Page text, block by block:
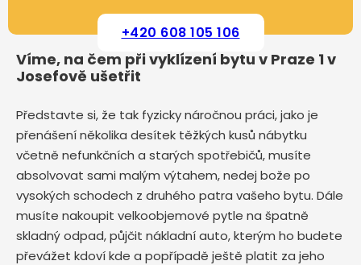
+420 608 105 106
Víme, na čem při vyklízení bytu v Praze 1 v
Josefově ušetřit
Představte si, že tak fyzicky náročnou práci, jako je
přenášení několika desítek těžkých kusů nábytku
včetně nefunkčních a starých spotřebičů, musíte
absolvovat sami malým výtahem, nedej bože po
vysokých schodech z druhého patra vašeho bytu. Dále
musíte nakoupit velkoobjemové pytle na špatně
skladný odpad, půjčit nákladní auto, kterým ho budete
převážet kdoví kde a popřípadě ještě platit za jeho